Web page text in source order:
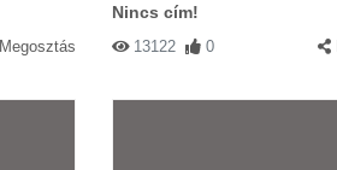
Megosztás
Nincs cím!
13122 0